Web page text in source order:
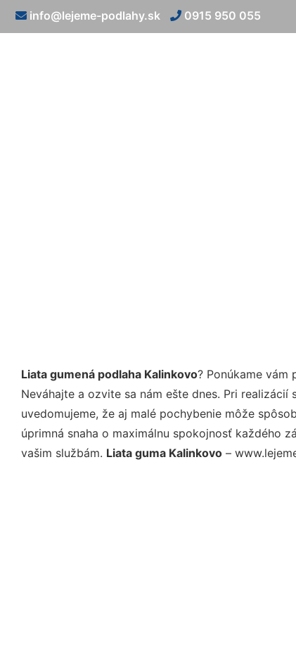
info@lejeme-podlahy.sk 0915 950 055
Liata gumená podlaha Kalinkovo? Ponúkame vám
Neváhajte a ozvite sa nám ešte dnes. Pri
uvedomujeme, že aj malé pochybenie môže
úprimná snaha o maximálnu spokojnosť každého
vašim službám. Liata guma Kalinkovo –